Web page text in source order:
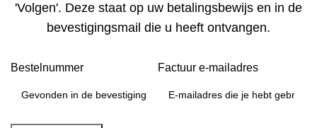
'Volgen'. Deze staat op uw betalingsbewijs en in de
bevestigingsmail die u heeft ontvangen.
Bestelnummer Factuur e-mailadres